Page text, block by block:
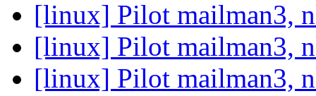
[linux] Pilot mailman3,
[linux] Pilot mailman3,
[linux] Pilot mailman3,